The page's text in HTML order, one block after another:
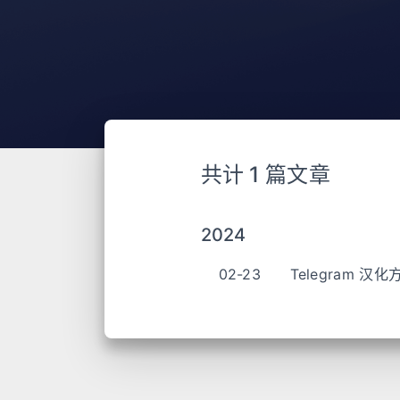
共计 1 篇文章
2024
02-23 Telegram 汉化